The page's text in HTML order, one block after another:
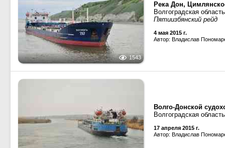
1543
Река Дон,
Волгоградская
Пятиизбянский рейд
4 мая 2015 г.
Автор: Владислав
Волго-Донской
Волгоградская
17 апреля 2015 г.
Автор: Владислав